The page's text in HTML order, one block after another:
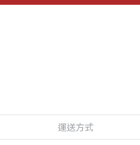
運送方式